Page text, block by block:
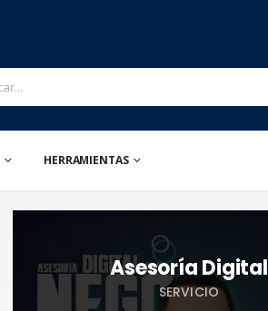
HERRAMIENTAS
Asesoría Digital
SERVICIO